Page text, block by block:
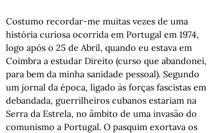
Costumo recordar-me muitas vezes de uma
história curiosa ocorrida em Portugal em 1974,
logo após o 25 de Abril, quando eu estava em
Coimbra a estudar Direito (curso que abandonei,
para bem da minha sanidade pessoal). Segundo
um jornal da época, ligado às forças fascistas em
debandada, guerrilheiros cubanos estariam na
Serra da Estrela, no âmbito de uma invasão do
comunismo a Portugal. O pasquim exortava os